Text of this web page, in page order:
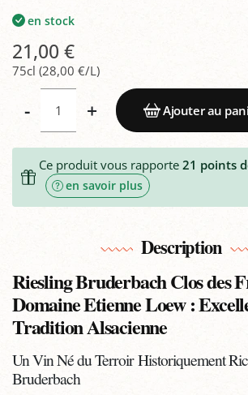
en stock
21,00 €
75cl (28,00 €/L)
- + Ajouter au
Ce produit vous rapporte21 points
en savoir plus
Description
Riesling Bruderbach Clos des
Domaine Etienne Loew :
Tradition Alsacienne
Un Vin Né du Terroir Historiquement
Bruderbach